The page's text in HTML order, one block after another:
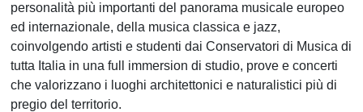
personalità più importanti del panorama musicale europeo
ed internazionale, della musica classica e jazz,
coinvolgendo artisti e studenti dai Conservatori di Musica di
tutta Italia in una full immersion di studio, prove e concerti
che valorizzano i luoghi architettonici e naturalistici più di
pregio del territorio.